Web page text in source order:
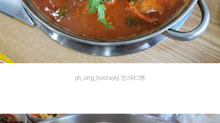
jin_ong_hooray님 인스타그램